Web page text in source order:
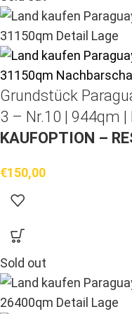
Grundstück
3 – Nr.10 | 944qm |
KAUFOPTION –
€150,00
Sold out